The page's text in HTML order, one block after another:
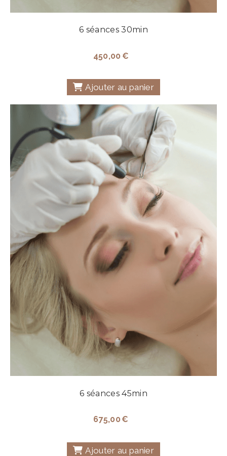
6 séances 30min
450,00 €
Ajouter au panier
6 séances 45min
675,00 €
Ajouter au panier